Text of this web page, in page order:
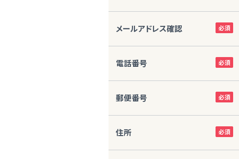
メールアドレス確認
電話番号
郵便番号
住所